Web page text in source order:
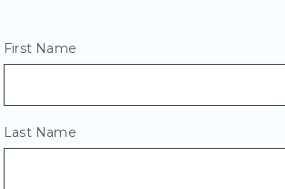
First Name
Last Name